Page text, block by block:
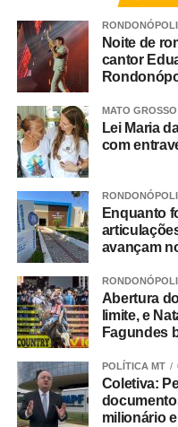
Conforme apurado,
atuava nos crimes
exploração de jogos
falsidade ideológica.
Continuidade
As diligências
investigações e
consequente
Integração
Participaram da
Delegacia
Rondonópolis, com
Tangará da Serra, da
Noite de
cantor
MATO GROSSO
Lei Maria
com
Enquanto
avançam
Abertura
limite, e
Fagundes
POLÍTICA MT
Coletiva:
milionário